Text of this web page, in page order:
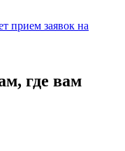
прием заявок на
где вам